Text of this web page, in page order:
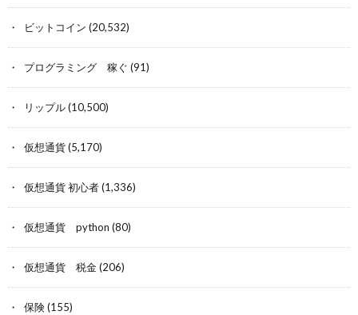
ビットコイン (20,532)
プログラミング 稼ぐ (91)
リップル(10,500)
仮想通貨(5,170)
仮想通貨 初心者(1,336)
仮想通貨 python (80)
仮想通貨 税金(206)
保険(155)